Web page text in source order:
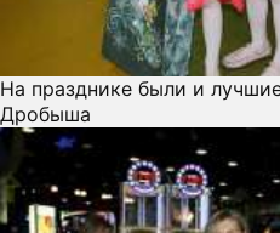
На празднике были и
Дробыша